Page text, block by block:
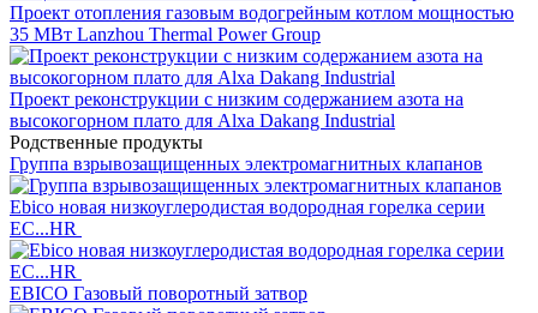
Проект отопления газовым водогрейным котлом мощностью
35 МВт Lanzhou Thermal Power Group
Проект реконструкции с низким содержанием азота на
высокогорном плато для Alxa Dakang Industrial
Родственные продукты
Группа взрывозащищенных электромагнитных клапанов
Ebico новая низкоуглеродистая водородная горелка серии
EC...HR
EBICO Газовый поворотный затвор